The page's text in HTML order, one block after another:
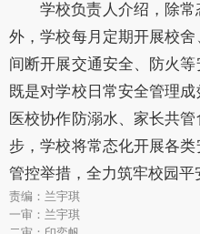
学校负责人介绍，除
外，学校每月定期开展校
间断开展交通安全、防火
既是对学校日常安全管理
医校协作防溺水、家长共
步，学校将常态化开展各
管控举措，全力筑牢校园平
责编：兰宇琪
一审：兰宇琪